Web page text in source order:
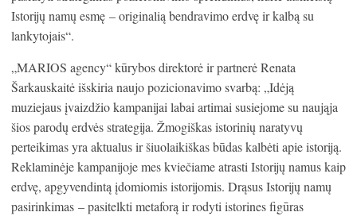
Istorijų namų esmę – originalią bendravimo erdvę ir kalbą su
lankytojais“.
„MARIOS agency“ kūrybos direktorė ir partnerė Renata
Šarkauskaitė išskiria naujo pozicionavimo svarbą: „Idėją
muziejaus įvaizdžio kampanijai labai artimai susiejome su naująja
šios parodų erdvės strategija. Žmogiškas istorinių naratyvų
perteikimas yra aktualus ir šiuolaikiškas būdas kalbėti apie istoriją.
Reklaminėje kampanijoje mes kviečiame atrasti Istorijų namus kaip
erdvę, apgyvendintą įdomiomis istorijomis. Drąsus Istorijų namų
pasirinkimas – pasitelkti metaforą ir rodyti istorines figūras